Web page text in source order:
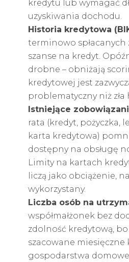
kredytu lub wymagać
uzyskiwania dochodu.
Historia kredytowa (
terminowo spłacanych
szanse na kredyt.
drobne – obniżają
kredytowej jest
problematyczny niż zła
Istniejące
rata (kredyt, pożyczka,
karta kredytowa)
dostępny na obsługę
Limity na kartach
liczą jako obciążenie,
wykorzystany.
Liczba osób na
współmałżonek bez
zdolność kredytową, bo
szacowane miesięczne
gospodarstwa